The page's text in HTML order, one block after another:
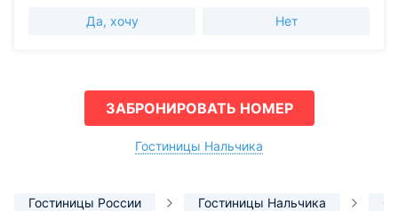
Да, хочу Нет
ЗАБРОНИРОВАТЬ НОМЕР
Гостиницы Нальчика
Гостиницы России Гостиницы Нальчика